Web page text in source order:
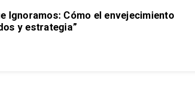
Ignoramos: Cómo el envejecimiento
y estrategia”